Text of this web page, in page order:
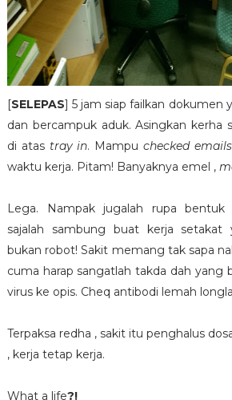
[SELEPAS] 5 jam siap failkan dokumen
dan bercampuk aduk. Asingkan kerha
di atas tray in. Mampuchecked emails
waktu kerja. Pitam! Banyaknya emel ,
Lega. Nampak jugalah rupa bentuk
sajalah sambung buat kerja setakat
bukan robot! Sakit memang tak sapa
cuma harap sangatlah takda dah yang
virus ke opis. Cheq antibodi lemah
Terpaksa redha , sakit itu penghalus
, kerja tetap kerja.
What a life?!